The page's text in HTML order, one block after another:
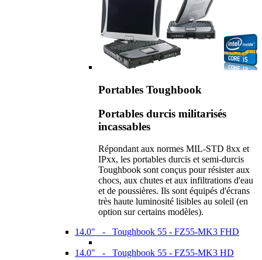
Portables Toughbook
Portables durcis militarisés
incassables
Répondant aux normes MIL-STD 8xx et
IPxx, les portables durcis et semi-durcis
Toughbook sont conçus pour résister aux
chocs, aux chutes et aux infiltrations d'eau
et de poussières. Ils sont équipés d'écrans
très haute luminosité lisibles au soleil (en
option sur certains modèles).
14.0" - Toughbook 55 - FZ55-MK3 FHD
14.0" - Toughbook 55 - FZ55-MK3 HD